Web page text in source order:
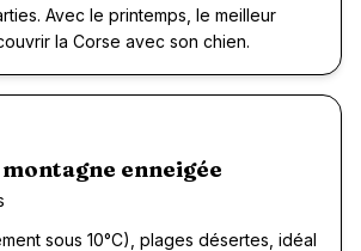
Avec le printemps, le meilleur
la Corse avec son chien.
enneigée
sous 10°C), plages désertes, idéal